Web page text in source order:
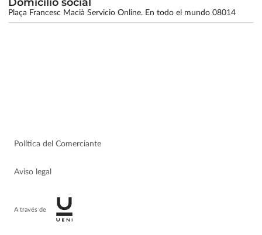
Plaça Francesc Macià Servicio Online. En todo el mundo 08014
Política del Comerciante
Aviso legal
A través de